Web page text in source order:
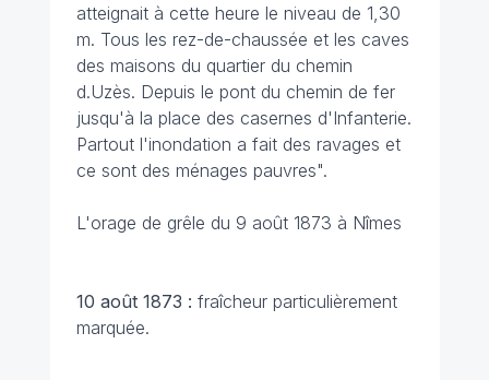
atteignait à cette heure le niveau de 1,30
m. Tous les rez-de-chaussée et les caves
des maisons du quartier du chemin
d.Uzès. Depuis le pont du chemin de fer
jusqu'à la place des casernes d'Infanterie.
Partout l'inondation a fait des ravages et
ce sont des ménages pauvres".
L'orage de grêle du 9 août 1873 à Nîmes
10 août 1873 : fraîcheur particulièrement
marquée.